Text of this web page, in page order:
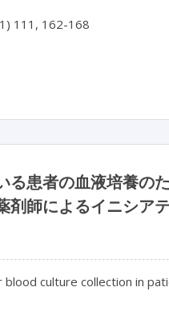
111, 162-168
る患者の血液培養の
剤師によるイニシ
culture collection in